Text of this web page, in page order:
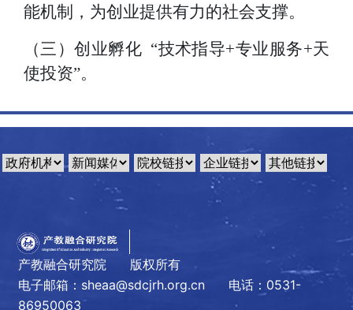
能机制，为创业提供有力的社会支撑。
（三）创业孵化 “技术指导+专业服务+天
使投资”。
产教融合研究院 版权所有
电子邮箱：sheaa@sdcjrh.org.cn 电话：0531-
86950063